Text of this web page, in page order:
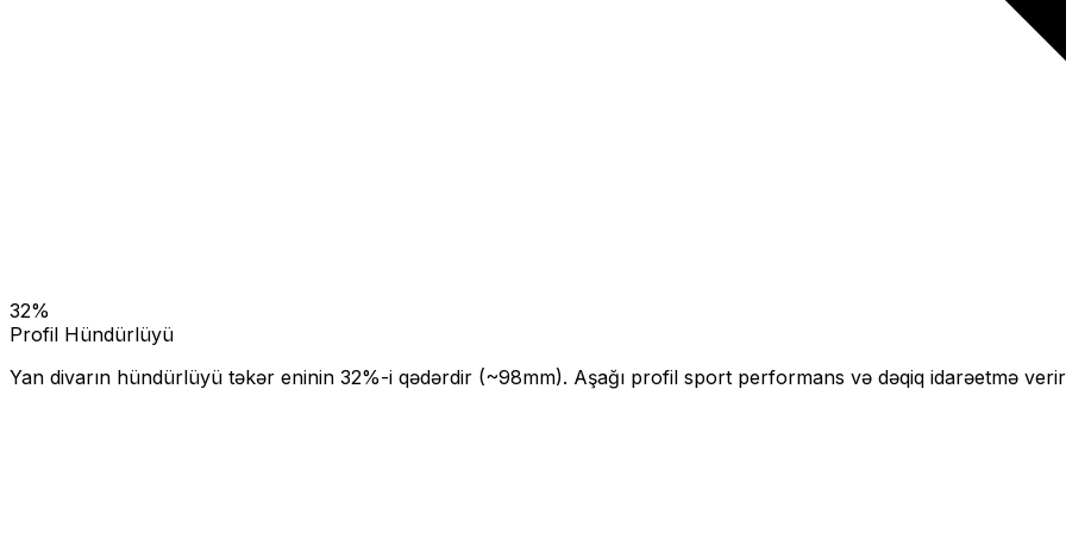
32%
Profil Hündürlüyü
Yan divarın hündürlüyü təkər eninin 32%-i qədərdir (~98mm). Aşağı profil sport performans və dəqiq idarəetmə